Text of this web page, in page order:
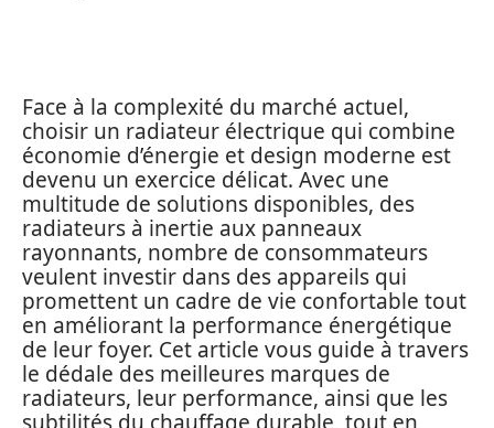
Face à la complexité du marché actuel,
choisir un radiateur électrique qui combine
économie d’énergie et design moderne est
devenu un exercice délicat. Avec une
multitude de solutions disponibles, des
radiateurs à inertie aux panneaux
rayonnants, nombre de consommateurs
veulent investir dans des appareils qui
promettent un cadre de vie confortable tout
en améliorant la performance énergétique
de leur foyer. Cet article vous guide à travers
le dédale des meilleures marques de
radiateurs, leur performance, ainsi que les